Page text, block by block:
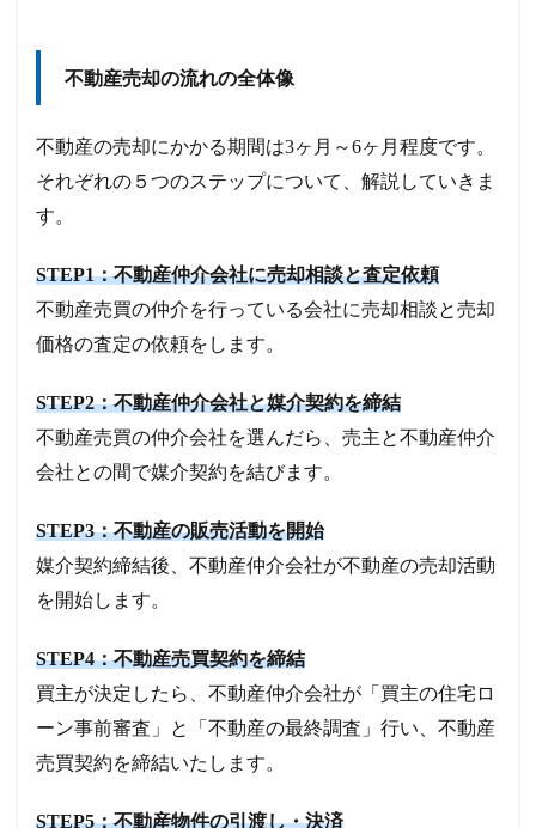
不動産売却の流れの全体像
不動産の売却にかかる期間は3ヶ月～6ヶ月程度です。
それぞれの５つのステップについて、解説していきま
す。
STEP1：不動産仲介会社に売却相談と査定依頼
不動産売買の仲介を行っている会社に売却相談と売却
価格の査定の依頼をします。
STEP2：不動産仲介会社と媒介契約を締結
不動産売買の仲介会社を選んだら、売主と不動産仲介
会社との間で媒介契約を結びます。
STEP3：不動産の販売活動を開始
媒介契約締結後、不動産仲介会社が不動産の売却活動
を開始します。
STEP4：不動産売買契約を締結
買主が決定したら、不動産仲介会社が「買主の住宅ロ
ーン事前審査」と「不動産の最終調査」行い、不動産
売買契約を締結いたします。
STEP5：不動産物件の引渡し・決済